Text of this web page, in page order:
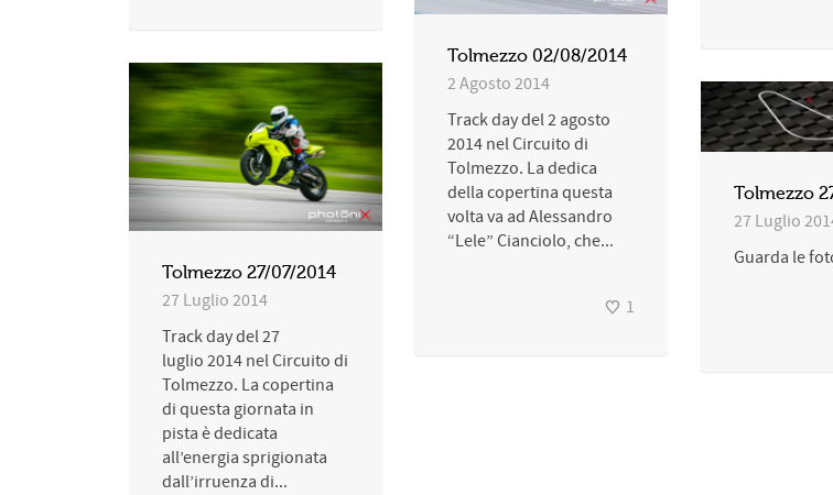
Tolmezzo 02/08/2014
2 Agosto 2014
Track day del 2 agosto
2014 nel Circuito di
Tolmezzo. La dedica
della copertina questa
volta va ad Alessandro
“Lele” Cianciolo, che...
1
Tolmezzo 27/07/2014
27 Luglio 2014
Track day del 27
luglio 2014 nel Circuito di
Tolmezzo. La copertina
di questa giornata in
pista è dedicata
all’energia sprigionata
dall’irruenza di...
Tolmezzo
27 Luglio
Guarda le